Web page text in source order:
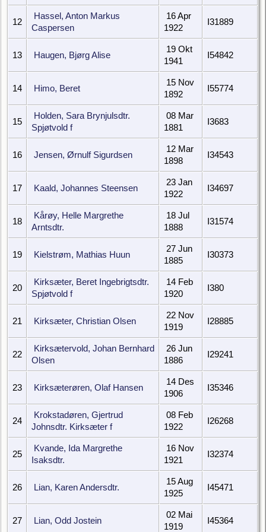
12
Hassel, Anton Markus
Caspersen
16 Apr
1922
I31889
13 Haugen, Bjørg Alise
19 Okt
1941
I54842
14 Himo, Beret
15 Nov
1892
I55774
15
Holden, Sara Brynjulsdtr.
Spjøtvold f
08 Mar
1881
I3683
16 Jensen, Ørnulf Sigurdsen
12 Mar
1898
I34543
17 Kaald, Johannes Steensen
23 Jan
1922
I34697
18
Kårøy, Helle Margrethe
Arntsdtr.
18 Jul
1888
I31574
19 Kielstrøm, Mathias Huun
27 Jun
1885
I30373
20
Kirksæter, Beret Ingebrigtsdtr.
Spjøtvold f
14 Feb
1920
I380
21 Kirksæter, Christian Olsen
22 Nov
1919
I28885
22
Kirksætervold, Johan Bernhard
Olsen
26 Jun
1886
I29241
23 Kirksæterøren, Olaf Hansen
14 Des
1906
I35346
24
Krokstadøren, Gjertrud
Johnsdtr. Kirksæter f
08 Feb
1922
I26268
25
Kvande, Ida Margrethe
Isaksdtr.
16 Nov
1921
I32374
26 Lian, Karen Andersdtr.
15 Aug
1925
I45471
27 Lian, Odd Jostein
02 Mai
1919
I45364